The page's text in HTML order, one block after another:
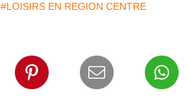
#LOISIRS EN REGION CENTRE